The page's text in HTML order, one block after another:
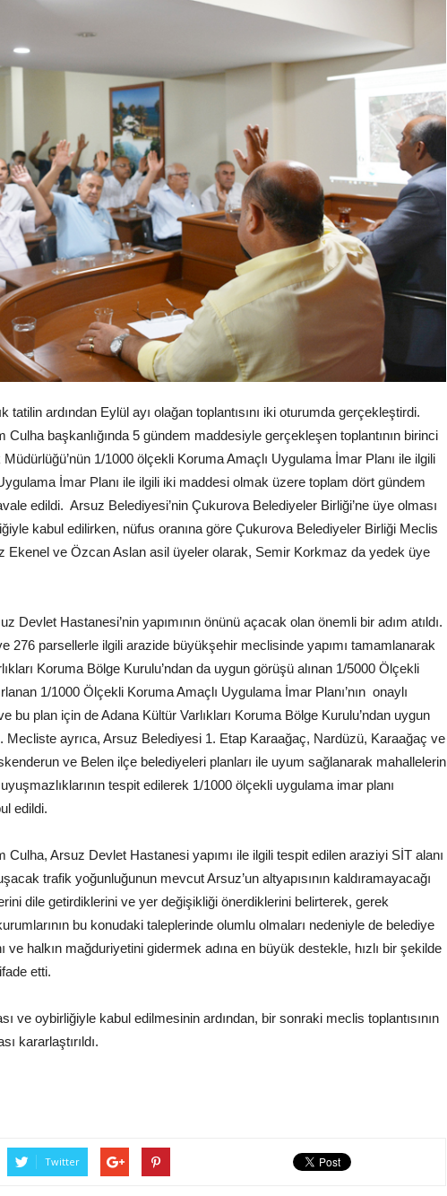
ardından Eylül ayı olağan toplantısını iki oturumda gerçekleştirdi.
Culha başkanlığında 5 gündem maddesiyle gerçekleşen toplantının birinci
1/1000 ölçekli Koruma Amaçlı Uygulama İmar Planı ile ilgili
İmar Planı ile ilgili iki maddesi olmak üzere toplam dört gündem
edildi. Arsuz Belediyesi’nin Çukurova Belediyeler Birliği’ne üye olması
kabul edilirken, nüfus oranına göre Çukurova Belediyeler Birliği Meclis
Ekenel ve Özcan Aslan asil üyeler olarak, Semir Korkmaz da yedek üye
Devlet Hastanesi’nin yapımının önünü açacak olan önemli bir adım atıldı.
276 parsellerle ilgili arazide büyükşehir meclisinde yapımı tamamlanarak
Koruma Bölge Kurulu’ndan da uygun görüşü alınan 1/5000 Ölçekli
1/1000 Ölçekli Koruma Amaçlı Uygulama İmar Planı’nın onaylı
bu plan için de Adana Kültür Varlıkları Koruma Bölge Kurulu’ndan uygun
Mecliste ayrıca, Arsuz Belediyesi 1. Etap Karaağaç, Nardüzü, Karaağaç ve
ve Belen ilçe belediyeleri planları ile uyum sağlanarak mahallelerin
tespit edilerek 1/1000 ölçekli uygulama imar planı
edildi.
Culha, Arsuz Devlet Hastanesi yapımı ile ilgili tespit edilen araziyi SİT alanı
trafik yoğunluğunun mevcut Arsuz’un altyapısının kaldıramayacağı
dile getirdiklerini ve yer değişikliği önerdiklerini belirterek, gerek
bu konudaki taleplerinde olumlu olmaları nedeniyle de belediye
ve halkın mağduriyetini gidermek adına en büyük destekle, hızlı bir şekilde
etti.
ve oybirliğiyle kabul edilmesinin ardından, bir sonraki meclis toplantısının
kararlaştırıldı.
Twitter